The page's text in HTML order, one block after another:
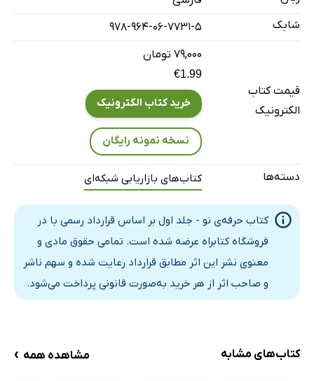
شابک
978-964-06-7731-5
قیمت کتاب
الکترونیک
۷۹,۰۰۰ تومان
€1.99
خرید کتاب الکترونیک
نسخه نمونه رایگان
دسته‌ها کتاب‌های بازاریابی شبکه‌ای
کتاب حرفه‌ی نو - جلد اول بر اساس قرارداد رسمی با در
فروشگاه کتابراه عرضه شده است. تمامی حقوق مادی و
معنوی نشر این اثر مطابق قرارداد رعایت شده و سهم ناشر
و صاحب اثر از هر خرید به‌صورت قانونی پرداخت می‌شود.
کتاب‌های مشابه مشاهده همه ›